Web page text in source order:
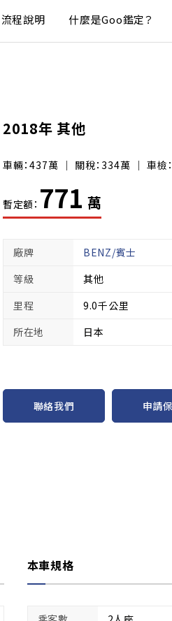
程說明 什麼是Goo鑑定？
2018年 其他
車輛：437萬 ｜ 關稅：334萬 ｜ 車檢
暫定額： 771 萬
廠牌 BENZ/賓士
等級
其他
里程
9.0千公里
所在地
日本
聯絡我們 申請
本車規格